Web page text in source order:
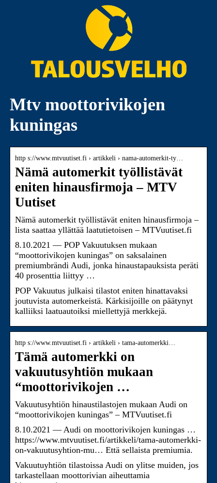
Mtv moottorivikojen
kuningas
http s://www.mtvuutiset.fi › artikkeli › nama-automerkit-ty…
Nämä automerkit työllistävät
eniten hinausfirmoja – MTV
Uutiset
Nämä automerkit työllistävät eniten hinausfirmoja –
lista saattaa yllättää laatutietoisen – MTVuutiset.fi
8.10.2021 — POP Vakuutuksen mukaan
“moottorivikojen kuningas” on saksalainen
premiumbrändi Audi, jonka hinaustapauksista peräti
40 prosenttia liittyy …
POP Vakuutus julkaisi tilastot eniten hinattavaksi
joutuvista automerkeistä. Kärkisijoille on päätynyt
kalliiksi laatuautoiksi miellettyjä merkkejä.
http s://www.mtvuutiset.fi › artikkeli › tama-automerkki…
Tämä automerkki on
vakuutusyhtiön mukaan
“moottorivikojen …
Vakuutusyhtiön hinaustilastojen mukaan Audi on
“moottorivikojen kuningas” – MTVuutiset.fi
8.10.2021 — Audi on moottorivikojen kuningas …
https://www.mtvuutiset.fi/artikkeli/tama-automerkki-
on-vakuutusyhtion-mu… Että sellaista premiumia.
Vakuutuyhtiön tilastoissa Audi on ylitse muiden, jos
tarkastellaan moottorivian aiheuttamia